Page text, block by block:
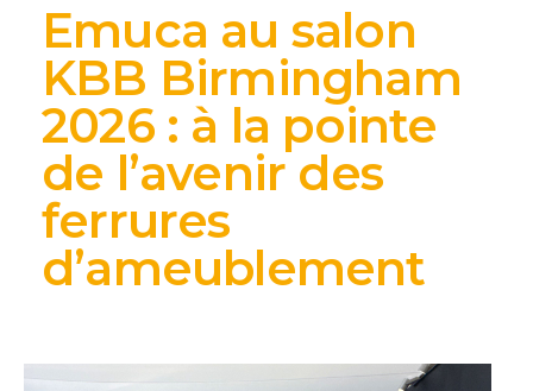
Emuca au salon
KBB Birmingham
2026 : à la pointe
de l’avenir des
ferrures
d’ameublement